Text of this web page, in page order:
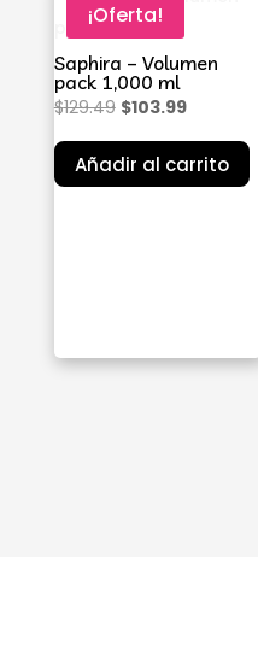
¡Oferta!
Saphira – Volumen
pack 1,000 ml
$129.49 El
precio
original
$103.99El
precio
actual
Añadir al carrito